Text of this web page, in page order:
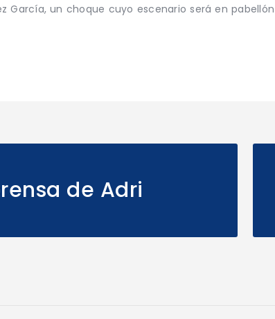
García, un choque cuyo escenario será en
de Adri